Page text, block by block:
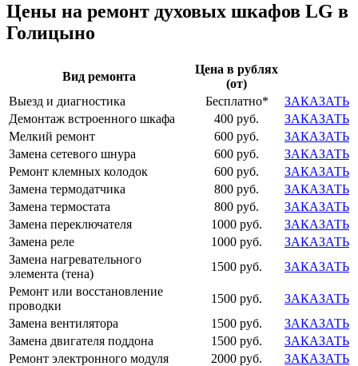
Цены на ремонт духовых шкафов LG в
Голицыно
Вид ремонта
Цена в рублях
(от)
Выезд и диагностика
Бесплатно*
ЗАКАЗАТЬ
Демонтаж встроенного шкафа
400 руб.
ЗАКАЗАТЬ
Мелкий ремонт
600 руб.
ЗАКАЗАТЬ
Замена сетевого шнура
600 руб.
ЗАКАЗАТЬ
Ремонт клемных колодок
600 руб.
ЗАКАЗАТЬ
Замена термодатчика
800 руб.
ЗАКАЗАТЬ
Замена термостата
800 руб.
ЗАКАЗАТЬ
Замена переключателя
1000 руб.
ЗАКАЗАТЬ
Замена реле
1000 руб.
ЗАКАЗАТЬ
Замена нагревательного
элемента (тена)
1500 руб.
ЗАКАЗАТЬ
Ремонт или восстановление
проводки
1500 руб.
ЗАКАЗАТЬ
Замена вентилятора
1500 руб.
ЗАКАЗАТЬ
Замена двигателя поддона
1500 руб.
ЗАКАЗАТЬ
Ремонт электронного модуля
2000 руб.
ЗАКАЗАТЬ